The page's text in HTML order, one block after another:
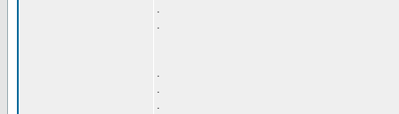
.
.
.
.
.